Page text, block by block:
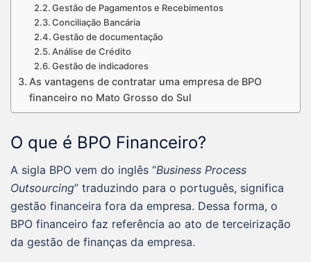
Gestão de Pagamentos e Recebimentos
Conciliação Bancária
Gestão de documentação
Análise de Crédito
Gestão de indicadores
As vantagens de contratar uma empresa de BPO
financeiro no Mato Grosso do Sul
O que é BPO Financeiro?
A sigla BPO vem do inglês “Business Process
Outsourcing” traduzindo para o português, significa
gestão financeira fora da empresa. Dessa forma, o
BPO financeiro faz referência ao ato de terceirização
da gestão de finanças da empresa.